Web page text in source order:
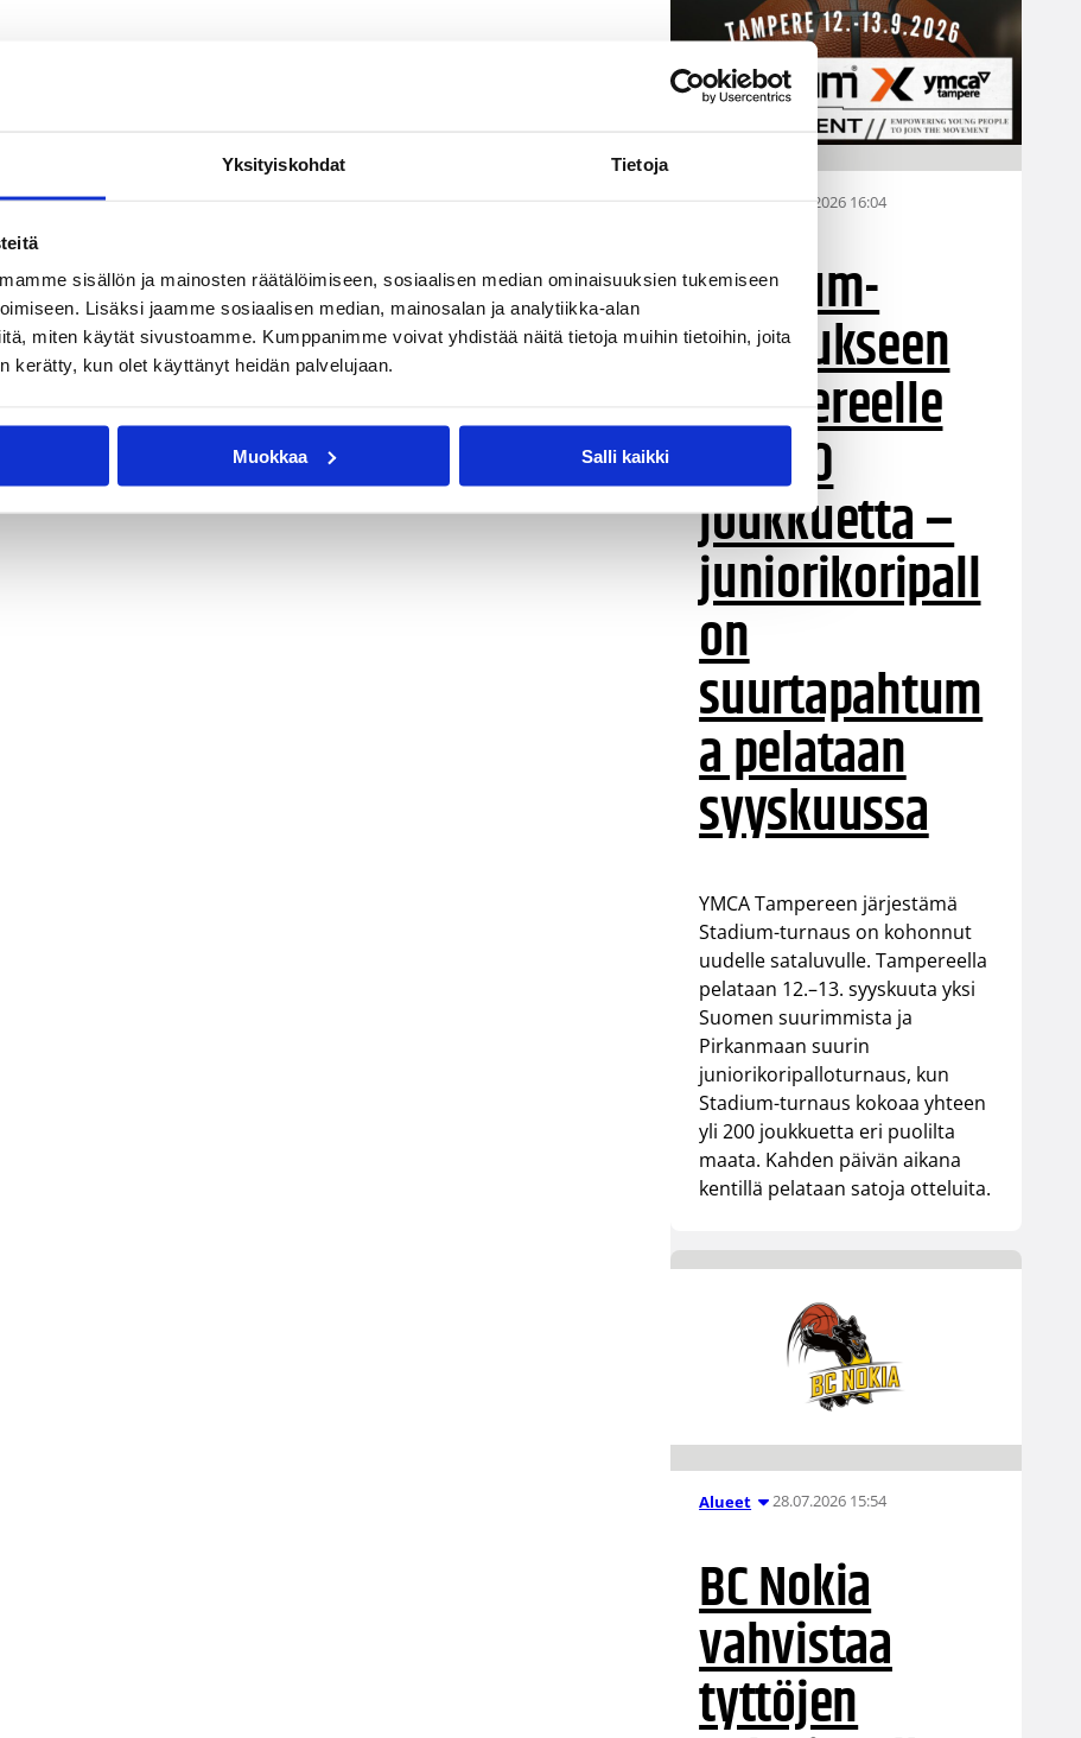
Yksityiskohdat Tietoja
sisällön ja mainosten räätälöimiseen, sosiaalisen median ominaisuuksien tukemiseen
Lisäksi jaamme sosiaalisen median, mainosalan ja analytiikka-alan
miten käytät sivustoamme. Kumppanimme voivat yhdistää näitä tietoja muihin tietoihin, joita
kerätty, kun olet käyttänyt heidän palvelujaan.
Muokkaa Salli kaikki
28.07.2026 16:04
Stadium-
turnaukseen
Tampereelle
yli 200
joukkuetta –
juniorikoripall
on
suurtapahtum
a pelataan
syyskuussa
YMCA Tampereen järjestämä
Stadium-turnaus on kohonnut
uudelle sataluvulle. Tampereella
pelataan 12.–13. syyskuuta yksi
Suomen suurimmista ja
Pirkanmaan suurin
juniorikoripalloturnaus, kun
Stadium-turnaus kokoaa yhteen
yli 200 joukkuetta eri puolilta
maata. Kahden päivän aikana
kentillä pelataan satoja otteluita.
Alueet 28.07.2026 15:54
BC Nokia
vahvistaa
tyttöjen